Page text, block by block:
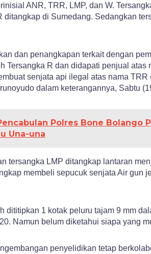
ANR, TRR, LMP, dan W.
ditangkap di Sumedang. Sedangkan
dan penangkapan terkait dengan
Tersangka R dan didapati penjual atas
senjata api ilegal atas nama TRR
dalam keterangannya, Sabtu
Polres Bone Bolango
Una-una
tersangka LMP ditangkap lantaran
membeli sepucuk senjata Air gun
dititipkan 1 kotak peluru tajam 9 mm
Namun belum diketahui siapa yang
penyelidikan tetap